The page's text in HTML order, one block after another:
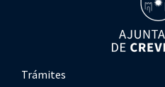
Trámites